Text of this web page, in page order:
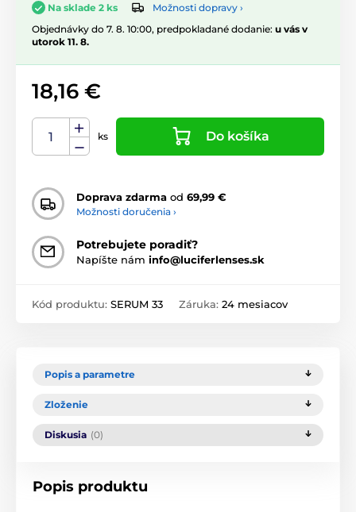
Na sklade 2 ks
Možnosti dopravy ›
Objednávky do 7. 8. 10:00, predpokladané dodanie: u vás v
utorok 11. 8.
18,16 €
ks Do košíka
Doprava zdarma od 69,99 €
Možnosti doručenia ›
Potrebujete poradiť?
Napíšte nám info@luciferlenses.sk
Kód produktu: SERUM 33 Záruka: 24 mesiacov
Popis a parametre
Zloženie
Diskusia (0)
Popis produktu